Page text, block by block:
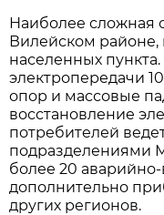
Наиболее сложная
Вилейском районе,
населенных
электропередачи
опор и массовые
восстановление
потребителей
подразделениями
более 20
дополнительно
других регионов.